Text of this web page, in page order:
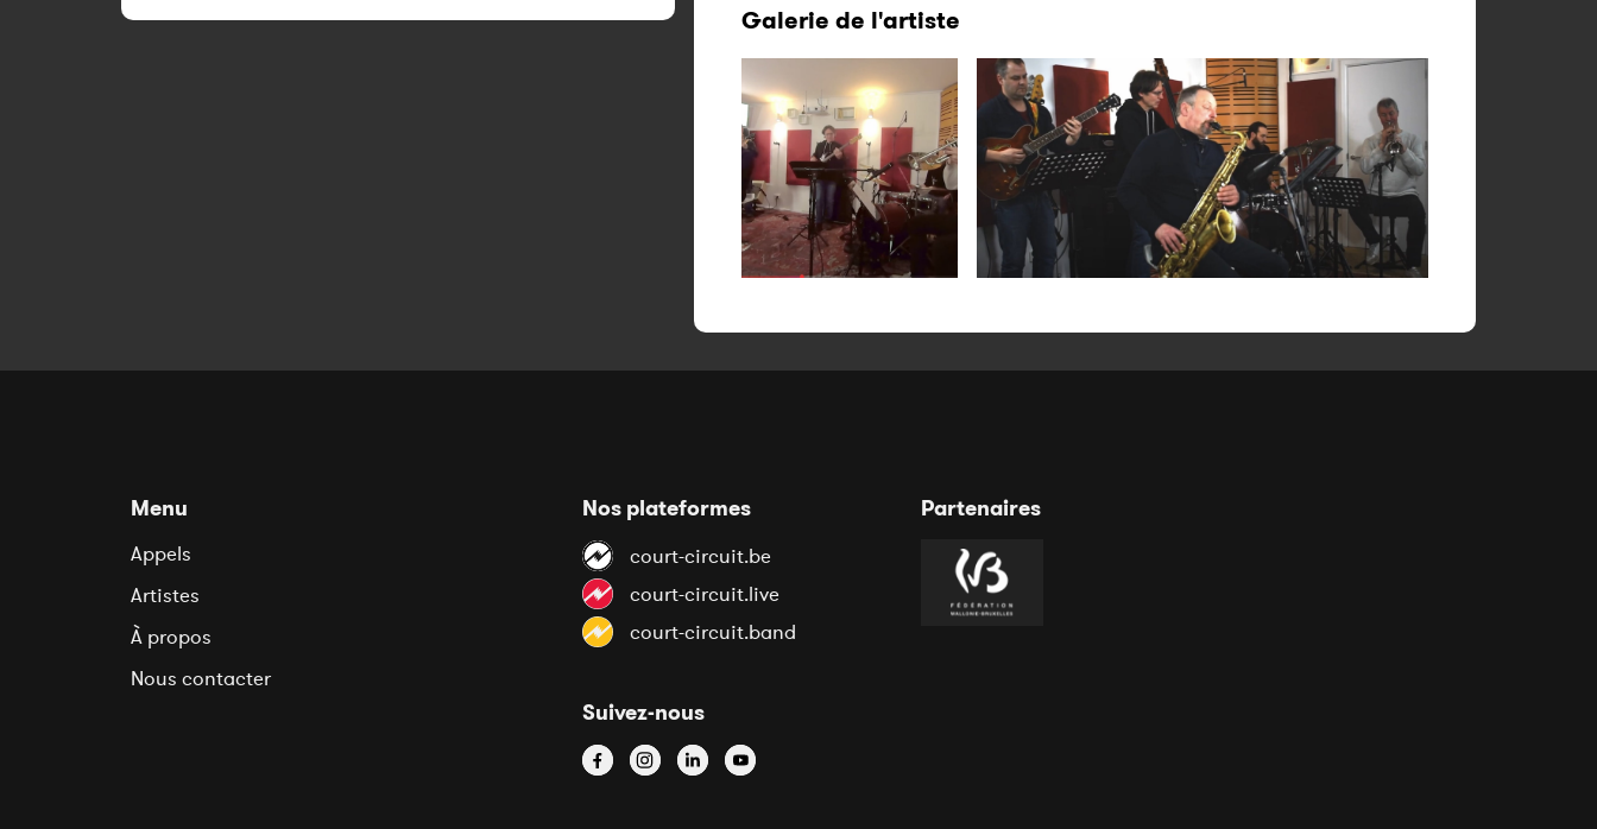
Galerie de l'artiste
Menu
Appels
Artistes
À propos
Nous contacter
Nos plateformes
court-circuit.be
court-circuit.live
court-circuit.band
Suivez-nous
Partenaires